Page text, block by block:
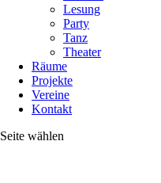
Lesung
Party
Tanz
Theater
Räume
Projekte
Vereine
Kontakt
Seite wählen